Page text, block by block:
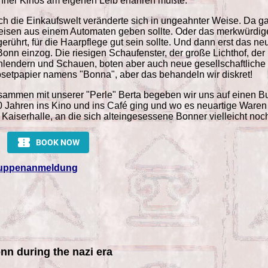
die Einkaufswelt veränderte sich in ungeahnter Weise. Da
aus einem Automaten geben sollte. Oder das
für die Haarpflege gut sein sollte. Und dann erst das
einzog. Die riesigen Schaufenster, der große Lichthof,
und Schauen, boten aber auch neue
namens "Bonna", aber das behandeln wir diskret!
mit unserer "Perle" Berta begeben wir uns auf einen
Jahren ins Kino und ins Café ging und wo es neuartige
an die sich alteingesessene Bonner vielleicht
during the nazi era